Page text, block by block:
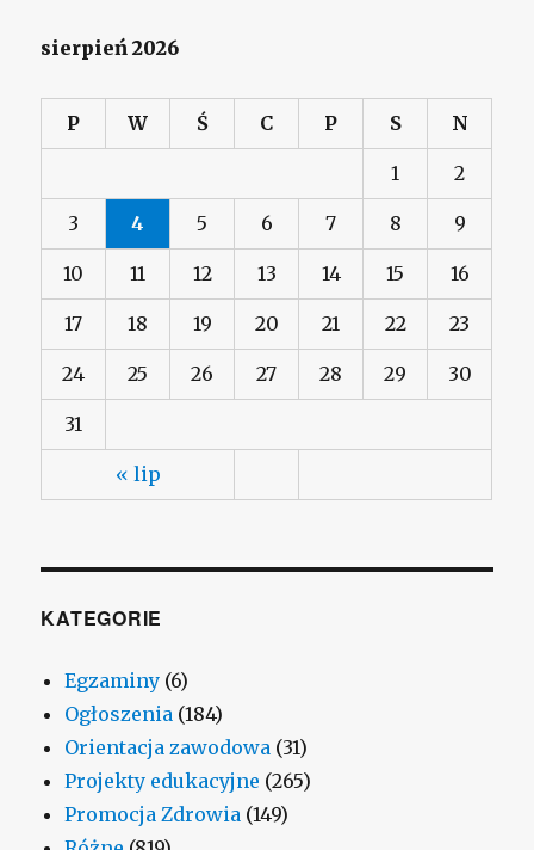
sierpień 2026
P W Ś C P S N
« lip
1 2
3 4 5 6 7 8 9
10 11 12 13 14 15 16
17 18 19 20 21 22 23
24 25 26 27 28 29 30
31
KATEGORIE
Egzaminy (6)
Ogłoszenia (184)
Orientacja zawodowa (31)
Projekty edukacyjne (265)
Promocja Zdrowia (149)